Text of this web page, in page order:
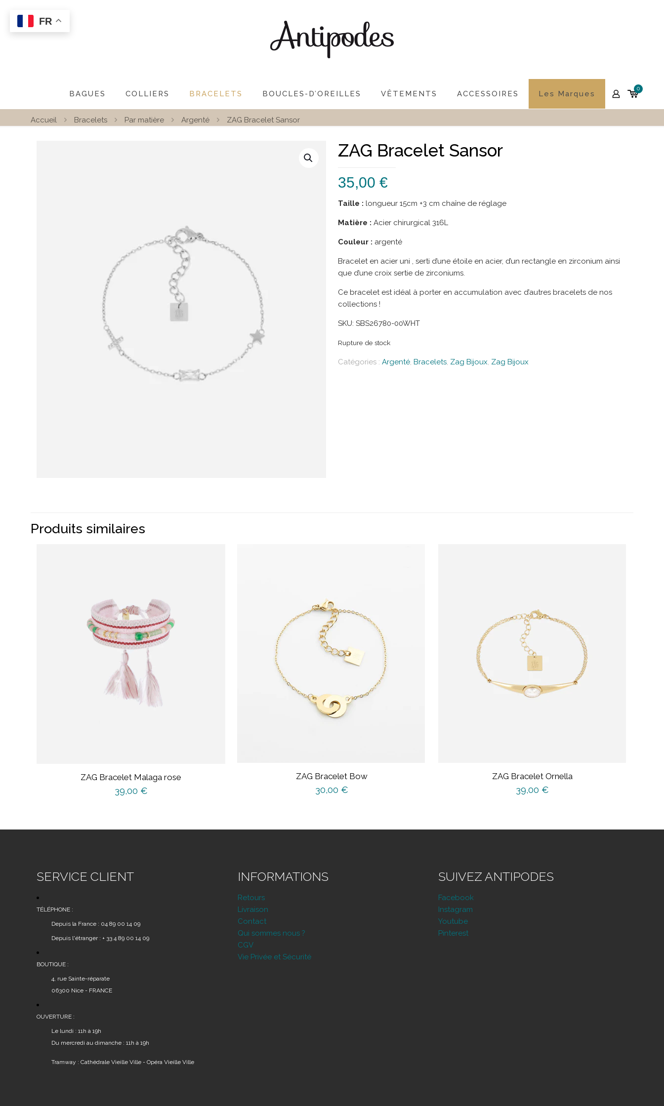
BAGUES COLLIERS BRACELETS BOUCLES-D’OREILLES VÊTEMENTS ACCESSOIRES Les Marques
0
Accueil Bracelets Par matière Argenté ZAG Bracelet Sansor
ZAG Bracelet Sansor
35,00 €
Taille : longueur 15cm +3 cm chaîne de réglage
Matière : Acier chirurgical 316L
Couleur : argenté
Bracelet en acier uni , serti d’une étoile en acier, d’un rectangle en zirconium ainsi
que d’une croix sertie de zirconiums.
Ce bracelet est idéal à porter en accumulation avec d’autres bracelets de nos
collections !
SKU: SBS26780-00WHT
Rupture de stock
Catégories : Argenté, Bracelets, Zag Bijoux, Zag Bijoux
Produits similaires
ZAG Bracelet Malaga rose
39,00 €
ZAG Bracelet Bow
30,00 €
ZAG Bracelet Ornella
39,00 €
SERVICE CLIENT
TÉLÉPHONE :
Depuis la France : 04 89 00 14 09
Depuis l'étranger : + 33 4 89 00 14 09
BOUTIQUE :
4, rue Sainte-réparate
06300 Nice - FRANCE
OUVERTURE :
Le lundi : 11h à 19h
Du mercredi au dimanche : 11h à 19h
Tramway : Cathédrale Vieille Ville - Opéra Vieille Ville
INFORMATIONS
Retours
Livraison
Contact
Qui sommes nous ?
CGV
Vie Privée et Sécurité
SUIVEZ ANTIPODES
Facebook
Instagram
Youtube
Pinterest
FR